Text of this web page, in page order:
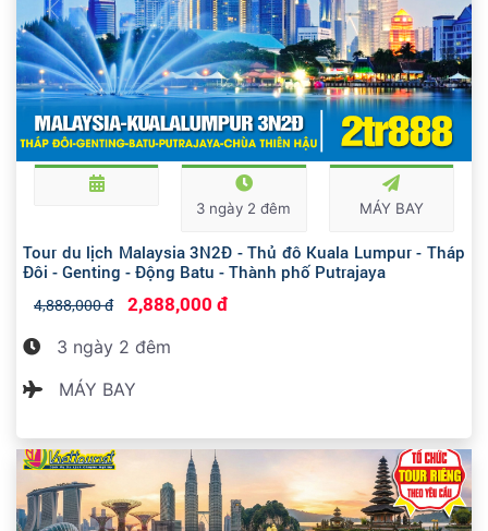
3 ngày 2 đêm MÁY BAY
Tour du lịch Malaysia 3N2Đ - Thủ đô Kuala Lumpur - Tháp
Đôi - Genting - Động Batu - Thành phố Putrajaya
4,888,000 đ 2,888,000 đ
3 ngày 2 đêm
MÁY BAY